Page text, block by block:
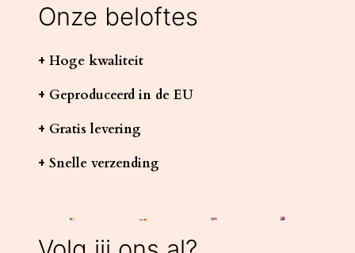
Onze beloftes
+ Hoge kwaliteit
+ Geproduceerd in de EU
+ Gratis levering
+ Snelle verzending